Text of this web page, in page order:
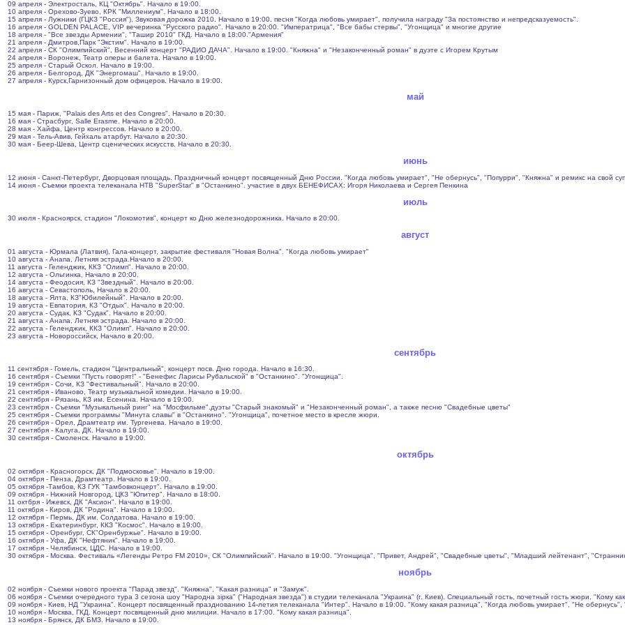
09 апреля - Электросталь, КЦ "Октябрь". Начало в 19:00.
10 апреля - Орехово-Зуево, КРК "Миллениум". Начало в 18:00.
15 апреля - Лужники (ГЦКЗ "Россия"), Звуковая дорожка 2010. Начало в 19:00. песня "Когда любовь умирает", получила награду "За постоянство и непредсказуемость".
16 апреля - GOLDEN PALACE, VIP вечеринка "Русского радио". Начало в 20:00. "Императрица", "Все бабы стервы", "Угонщица" и многие другие
18 апреля - "Все звезды Армении", "Ташир 2010" ГКД. Начало в 18:00."Армения"
21 апреля - Дмитров,Парк "Экстим". Начало в 19:00.
22 апреля - СК "Олимпийский", Весенний концерт "РАДИО ДАЧА". Начало в 19:00. "Княжна" и "Незаконченный роман" в дуэте с Игорем Крутым
24 апреля - Воронеж, Театр оперы и балета. Начало в 19:00.
25 апреля - Старый Оскол. Начало в 19:00.
26 апреля - Белгород, ДК "Энергомаш". Начало в 19:00.
27 апреля - Курск,Гарнизонный дом офицеров. Начало в 19:00.
май
15 мая - Париж, "Palais des Arts et des Congres". Начало в 20:30.
16 мая - Страсбург, Salle Erasme. Начало в 20:00.
28 мая - Хайфа, Центр конгрессов. Начало в 20:00.
29 мая - Тель-Авив, Гейхаль атарбут. Начало в 20:30.
30 мая - Беер-Шева, Центр сценических искусств. Начало в 20:30.
июнь
12 июня - Санкт-Петербург, Дворцовая площадь. Праздничный концерт посвященный Дню России. "Когда любовь умирает", "Не обернусь", "Попурри", "Княжна" и ремикс на свой
14 июня - Съемки проекта телеканала НТВ "SuperStar" в "Останкино". участие в двух БЕНЕФИСАХ: Игоря Николаева и Сергея Пенкина
июль
30 июля - Красноярск, стадион "Локомотив", концерт ко Дню железнодорожника. Начало в 20:00.
август
01 августа - Юрмала (Латвия), Гала-концерт, закрытие фестиваля "Новая Волна". "Когда любовь умирает"
10 августа - Анапа, Летняя эстрада.Начало в 20:00.
11 августа - Геленджик, ККЗ "Олимп". Начало в 20:00.
12 августа - Ольгинка, Начало в 20:00.
14 августа - Феодосия, КЗ "Звездный". Начало в 20:00.
16 августа - Севастополь, Начало в 20:00.
18 августа - Ялта, КЗ"Юбилейный". Начало в 20:00.
19 августа - Евпатория, КЗ "Отдых". Начало в 20:00.
20 августа - Судак, КЗ "Судак". Начало в 20:00.
21 августа - Анапа, Летняя эстрада. Начало в 20:00.
22 августа - Геленджик, ККЗ "Олимп". Начало в 20:00.
23 августа - Новороссийск, Начало в 20:00.
сентябрь
11 сентября - Гомель, стадион "Центральный", концерт посв. Дню города. Начало в 16:30.
16 сентября - Съемки "Пусть говорят!" - "Бенефис Ларисы Рубальской" в "Останкино". "Угонщица".
19 сентября - Сочи, КЗ "Фестивальный". Начало в 20:00.
21 сентября - Иваново, Театр музыкальной комедии. Начало в 19:00.
22 сентября - Рязань, КЗ им. Есенина. Начало в 19:00.
23 сентября - Съемки "Музыкальный ринг" на "Мосфильме".дуэты "Старый знакомый" и "Незаконченный роман", а также песню "Свадебные цветы"
25 сентября - Съемки программы "Минута славы" в "Останкино". "Угонщица", почетное место в кресле жюри.
26 сентября - Орел, Драмтеатр им. Тургенева. Начало в 19:00.
27 сентября - Калуга, ДК. Начало в 19:00.
30 сентября - Смоленск. Начало в 19:00.
октябрь
02 октября - Красногорск, ДК "Подмосковье". Начало в 19:00.
04 октября - Пенза, Драмтеатр. Начало в 19:00.
05 октября -Тамбов, КЗ ГУК "Тамбовконцерт". Начало в 19:00.
09 октября - Нижний Новгород, ЦКЗ "Юпитер". Начало в 18:00.
11 октбря - Ижевск, ДК "Аксион". Начало в 19:00.
11 октября - Киров, ДК "Родина". Начало в 19:00.
12 октября - Пермь, ДК им. Солдатова. Начало в 19:00.
13 октября - Екатеринбург, ККЗ "Космос". Начало в 19:00.
15 октября - Оренбург, СК"Оренбуржье". Начало в 19:00.
16 октября - Уфа, ДК "Нефтяник". Начало в 19:00.
17 октября - Челябинск, ЦДС. Начало в 19:00.
30 октября - Москва. Фестиваль «Легенды Ретро FM 2010», СК "Олимпийский". Начало в 19:00. "Угонщица", "Привет, Андрей", "Свадебные цветы", "Младший лейтенант",
ноябрь
02 ноября - Съемки нового проекта "Парад звезд". "Княжна", "Какая разница" и "Замуж".
06 ноября - Съемки очередного тура 3 сезона шоу "Народна зірка" ("Народная звезда") в студии телеканала "Украина" (г. Киев). Специальный гость, почетный гость жюри, "Кому
09 ноября - Киев, НД "Украина". Концерт посвященный празднованию 14-летия телеканала "Интер". Начало в 19:00. "Кому какая разница", "Когда любовь умирает", "Не обернусь",
10 ноября - Москва, ГКД. Концерт посвященный дню милиции. Начало в 17:00. "Кому какая разница".
13 ноября - Брянск, ДК БМЗ. Начало в 19:00.